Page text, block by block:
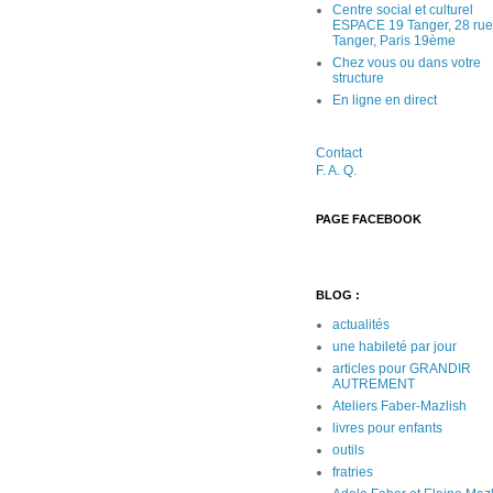
Centre social et culturel
ESPACE 19 Tanger, 28
Tanger, Paris 19ème
Chez vous ou dans votre
structure
En ligne en direct
Contact
F. A. Q.
PAGE FACEBOOK
BLOG :
actualités
une habileté par jour
articles pour GRANDIR
AUTREMENT
Ateliers Faber-Mazlish
livres pour enfants
outils
fratries